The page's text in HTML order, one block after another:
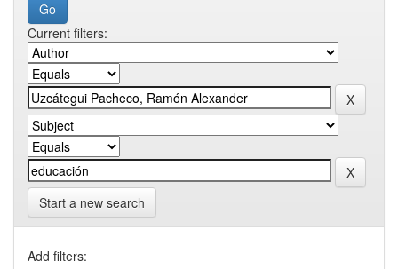
Current filters:
Start a new search
Add filters: